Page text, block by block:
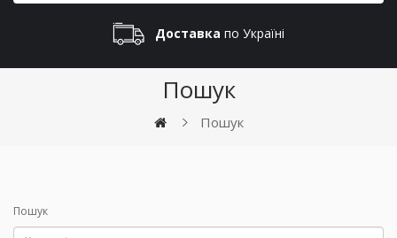
Доставка по Україні
Пошук
Пошук
Пошук